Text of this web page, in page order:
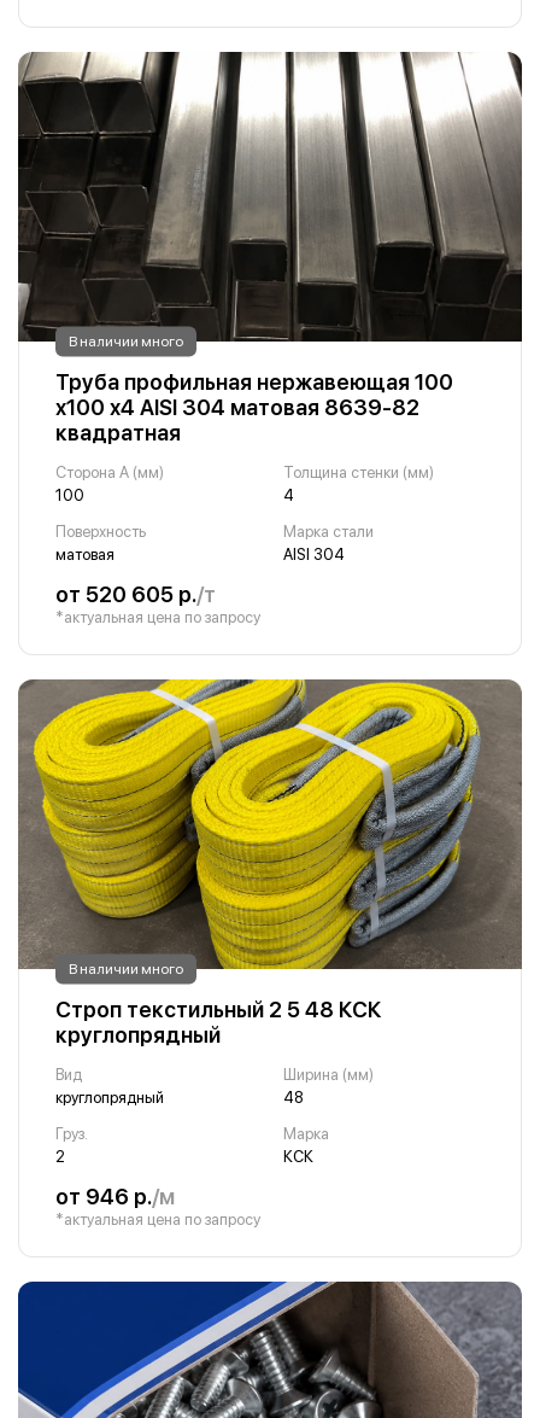
В наличии много
Труба профильная нержавеющая 100
х100 х4 AISI 304 матовая 8639-82
квадратная
Сторона A (мм)
100
Толщина стенки (мм)
4
Поверхность
матовая
Марка стали
AISI 304
от 520 605 р./т
*актуальная цена по запросу
В наличии много
Строп текстильный 2 5 48 КСК
круглопрядный
Вид
круглопрядный
Ширина (мм)
48
Груз.
2
Марка
КСК
от 946 р./м
*актуальная цена по запросу